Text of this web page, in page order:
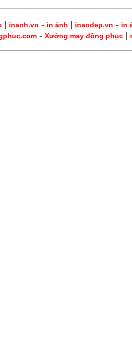
| inanh.vn - in ảnh | inaodep.vn - in
- Xưởng may đồng phục|